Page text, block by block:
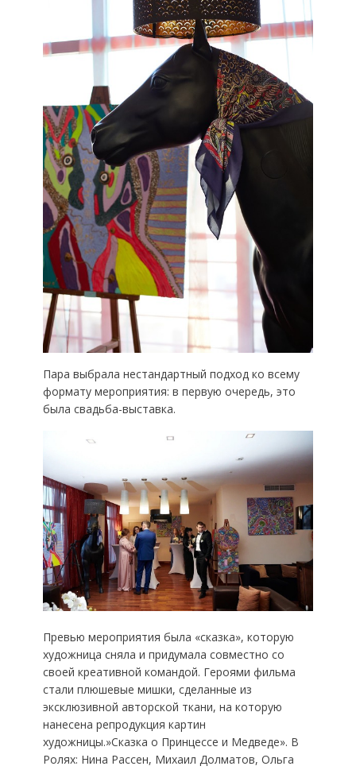
Пара выбрала нестандартный подход ко всему
формату мероприятия: в первую очередь, это
была свадьба-выставка.
Превью мероприятия была «сказка», которую
художница сняла и придумала совместно со
своей креативной командой. Героями фильма
стали плюшевые мишки, сделанные из
эксклюзивной авторской ткани, на которую
нанесена репродукция картин
художницы.»Сказка о Принцессе и Медведе». В
Ролях: Нина Рассен, Михаил Долматов, Ольга